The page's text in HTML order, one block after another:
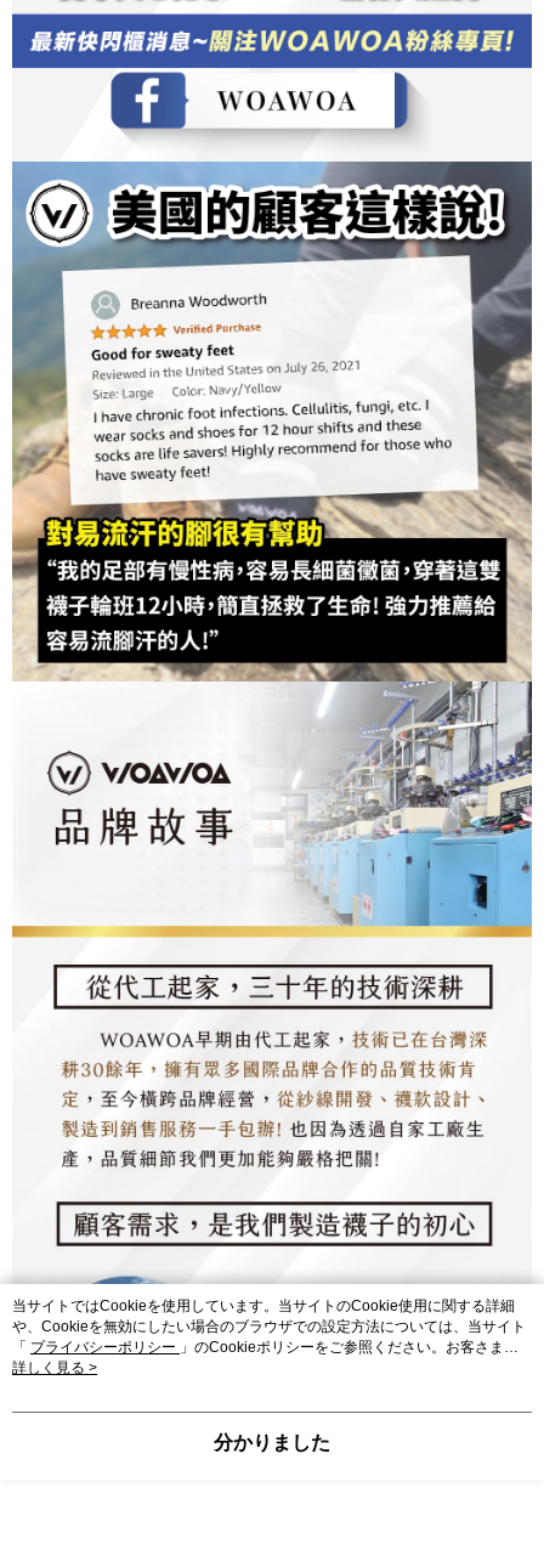
当サイトではCookieを使用しています。当サイトのCookie使用に関する詳細
や、Cookieを無効にしたい場合のブラウザでの設定方法については、当サイト
「 プライバシーポリシー 」のCookieポリシーをご参照ください。お客さま
が、当サイトを引き続き使用される場合、当社がサイト利用規約のCookieポリ
詳しく見る >
分かりました